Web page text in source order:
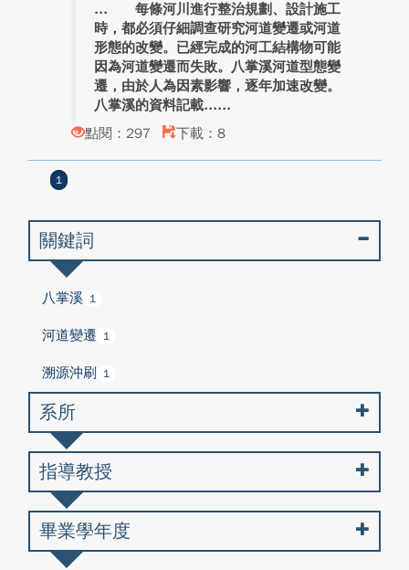
每條河川進行整治規劃、設計施工
時，都必須仔細調查研究河道變遷或河道
形態的改變。已經完成的河工結構物可能
因為河道變遷而失敗。八掌溪河道型態變
遷，由於人為因素影響，逐年加速改變。
八掌溪的資料記載...
點閱：297
下載：8
1
關鍵詞
八掌溪 1
河道變遷 1
溯源沖刷 1
系所
指導教授
畢業學年度